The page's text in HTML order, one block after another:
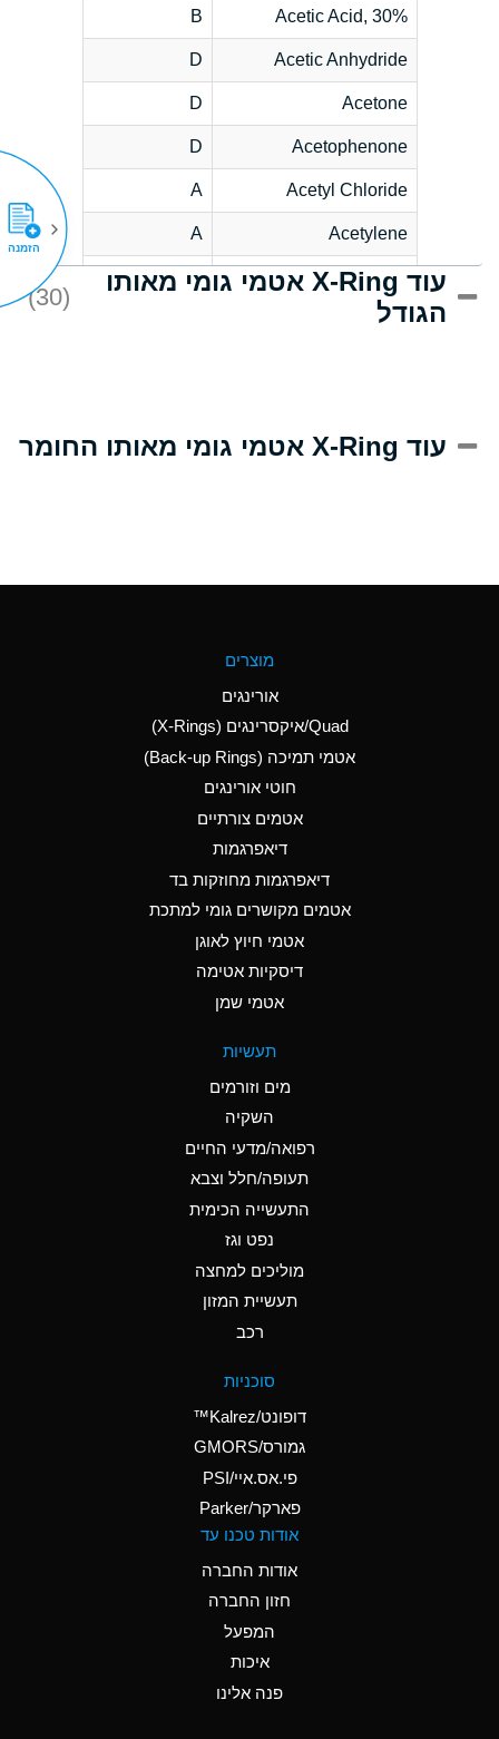
Acetic Acid, 30%
B
Acetic Anhydride
D
Acetone
D
Acetophenone
D
Acetyl Chloride
A
Acetylene
A
Acrlylonitrile
C
Adipic Acid
(Aqueous)
Aluminum Nitrate
(Aqueous)
Aluminum Phosphate
Ammonia Anhydrous
D
Ammonia Gas (cold)
D
Ammonia Gas (hot)
Ammonium Hydroxide
B
Ammonium Nitrate
Ammonium Nitrite
Ammonium Persulfate
Ammonium Phosphate
A
Ammonium Sulfate
B
Amyl Acetate (Banana
עוד X-Ring אטמי גומי מאותו
הגודל
(30)
עוד X-Ring אטמי גומי מאותו החומר
מוצרים
אורינגים
Quad/איקסרינגים (X-Rings)
אטמי תמיכה (Back-up Rings)
חוטי אורינגים
אטמים צורתיים
דיאפרגמות
דיאפרגמות מחוזקות בד
אטמים מקושרים גומי למתכת
אטמי חיוץ לאוגן
דיסקיות אטימה
אטמי שמן
תעשיות
מים וזורמים
השקיה
רפואה/מדעי החיים
תעופה/חלל וצבא
התעשייה הכימית
נפט וגז
מוליכים למחצה
תעשיית המזון
רכב
סוכניות
דופונט/Kalrez™
גמורס/GMORS
פי.אס.איי/PSI
פארקר/Parker
אודות טכנו עד
אודות החברה
חזון החברה
המפעל
איכות
פנה אלינו
הזמנה